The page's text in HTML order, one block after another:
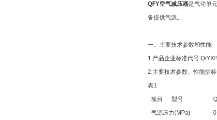
QFY空气减压器是气动单
备提供气源。
一、主要技术参数和性能
1.产品企业标准代号:Q/
2.主要技术参数、性能指
表1
项目 型号
气源压力(MPa)